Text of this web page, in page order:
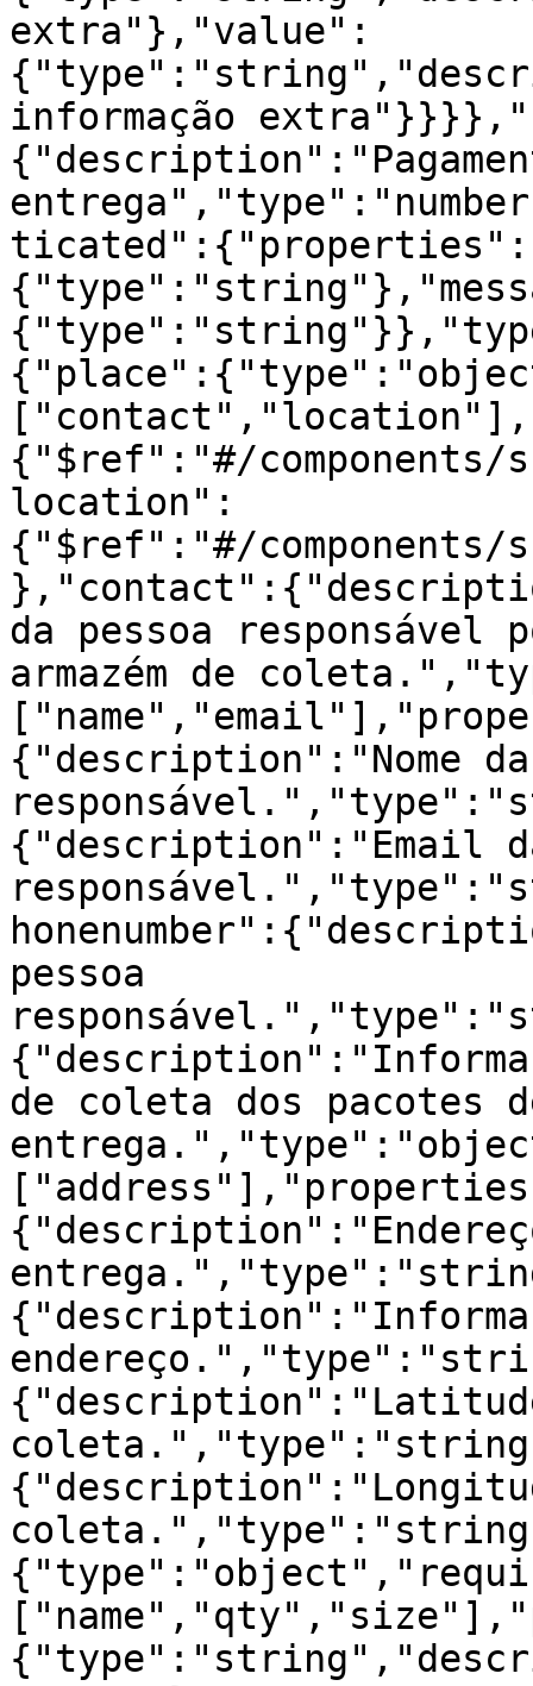
extra"},"value":
informação
{"$ref":"#/components/
location":
{"$ref":"#/
da pessoa responsável
armazém de
{"description":"Nome da
{"description":"Email
pessoa
de coleta dos pacotes